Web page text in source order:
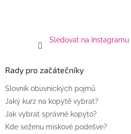
Sledovat na Instagramu
Rady pro začátečníky
Slovník obuvnických pojmů
Jaký kurz na kopytě vybrat?
Jak vybrat správné kopyto?
Kde seženu miskové podešve?